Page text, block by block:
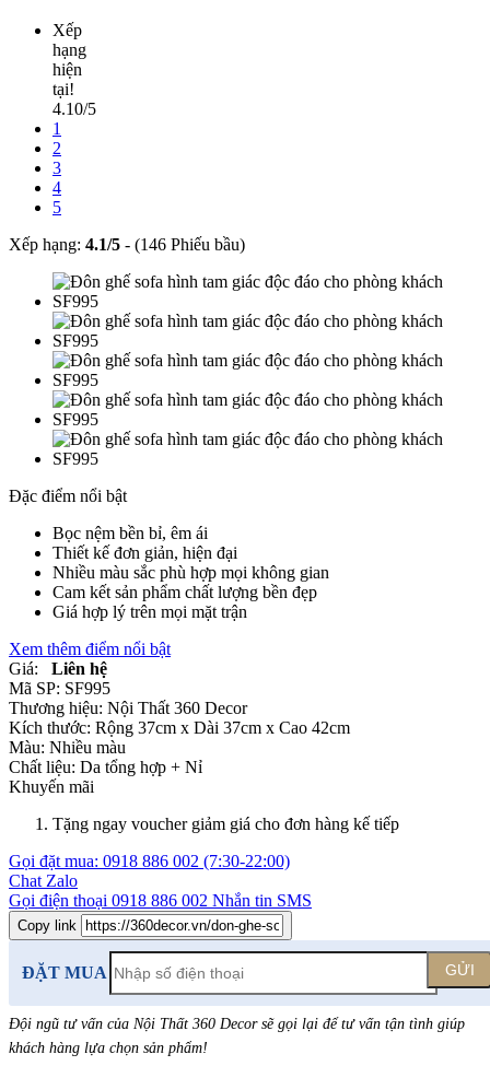
Xếp
hạng
hiện
tại!
4.10/5
1
2
3
4
5
Xếp hạng: 4.1/5 - (146 Phiếu bầu)
Đặc điểm nổi bật
Bọc nệm bền bỉ, êm ái
Thiết kế đơn giản, hiện đại
Nhiều màu sắc phù hợp mọi không gian
Cam kết sản phẩm chất lượng bền đẹp
Giá hợp lý trên mọi mặt trận
Xem thêm điểm nổi bật
Giá:
Liên hệ
Mã SP: SF995
Thương hiệu: Nội Thất 360 Decor
Kích thước: Rộng 37cm x Dài 37cm x Cao 42cm
Màu: Nhiều màu
Chất liệu: Da tổng hợp + Nỉ
Khuyến mãi
Tặng ngay voucher giảm giá cho đơn hàng kế tiếp
Gọi đặt mua: 0918 886 002 (7:30-22:00)
Chat Zalo
Gọi điện thoại 0918 886 002 Nhắn tin SMS
Copy link
ĐẶT MUA GỬI
Đội ngũ tư vấn của Nội Thất 360 Decor sẽ gọi lại để tư vấn tận tình giúp
khách hàng lựa chọn sản phẩm!